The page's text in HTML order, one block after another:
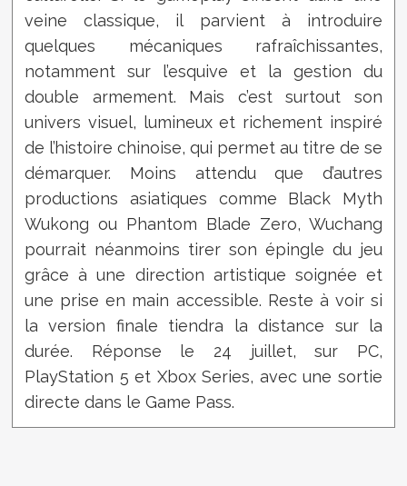
veine classique, il parvient à introduire
quelques mécaniques rafraîchissantes,
notamment sur l’esquive et la gestion du
double armement. Mais c’est surtout son
univers visuel, lumineux et richement inspiré
de l’histoire chinoise, qui permet au titre de se
démarquer. Moins attendu que d’autres
productions asiatiques comme Black Myth
Wukong ou Phantom Blade Zero, Wuchang
pourrait néanmoins tirer son épingle du jeu
grâce à une direction artistique soignée et
une prise en main accessible. Reste à voir si
la version finale tiendra la distance sur la
durée. Réponse le 24 juillet, sur PC,
PlayStation 5 et Xbox Series, avec une sortie
directe dans le Game Pass.